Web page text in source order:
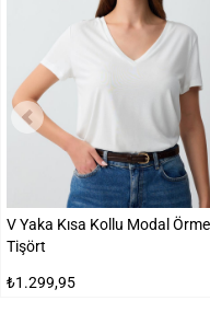
V Yaka Kısa Kollu Modal Örme
Tişört
₺1.299,95